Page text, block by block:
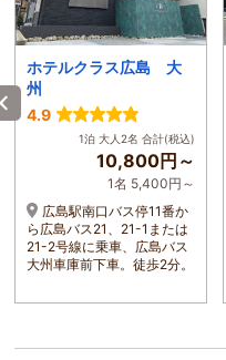
ホテルクラス広島 大
州
4.9
1泊 大人2名 合計(税込)
10,800円～
1名 5,400円～
広島駅南口バス停11番か
ら広島バス21、21-1または
21-2号線に乗車、広島バス
大州車庫前下車。徒歩2分。